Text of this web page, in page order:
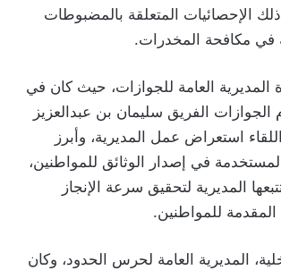
ذلك الإحصائيات المتعلقة بالمضبوطات
في مكافحة المخدرات.
المديرية العامة للجوازات، حيث كان في
الجوازات الفريق سليمان بن عبدالعزيز
استعراض عمل المديرية، وأبرز
في إصدار الوثائق للمواطنين،
المديرية لتحقيق سرعة الإنجاز
للمواطنين.
المديرية العامة لحرس الحدود، وكان